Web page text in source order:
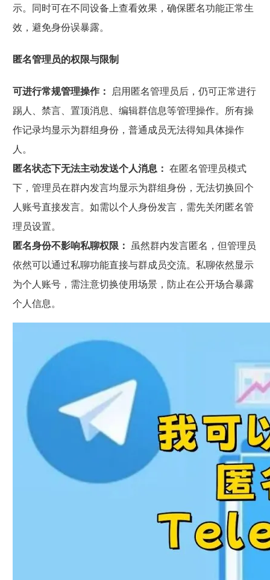
示。同时可在不同设备上查看效果，确保匿名功能正常生
效，避免身份误暴露。
匿名管理员的权限与限制
可进行常规管理操作： 启用匿名管理员后，仍可正常进行
踢人、禁言、置顶消息、编辑群信息等管理操作。所有操
作记录均显示为群组身份，普通成员无法得知具体操作
人。
匿名状态下无法主动发送个人消息： 在匿名管理员模式
下，管理员在群内发言均显示为群组身份，无法切换回个
人账号直接发言。如需以个人身份发言，需先关闭匿名管
理员设置。
匿名身份不影响私聊权限： 虽然群内发言匿名，但管理员
依然可以通过私聊功能直接与群成员交流。私聊依然显示
为个人账号，需注意切换使用场景，防止在公开场合暴露
个人信息。